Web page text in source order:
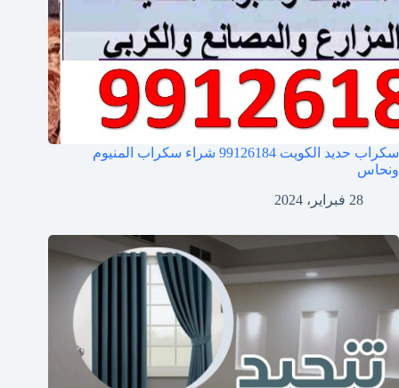
سكراب حديد الكويت 99126184 شراء سكراب المنيوم
ونحاس
28 فبراير، 2024